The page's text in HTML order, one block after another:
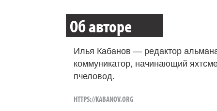
Об авторе
Илья Кабанов — редактор
коммуникатор, начинающий
пчеловод.
HTTPS://KABANOV.ORG